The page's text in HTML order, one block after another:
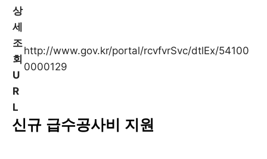
상
세
조
회
U
R
L
http://www.gov.kr/portal/rcvfvrSvc/dtlEx/54100
0000129
신규 급수공사비 지원